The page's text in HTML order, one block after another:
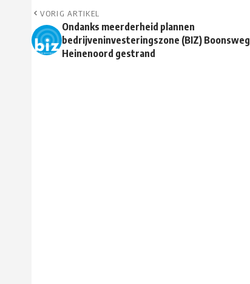
VORIG ARTIKEL
Ondanks meerderheid plannen
bedrijveninvesteringszone (BIZ) Boonsweg
Heinenoord gestrand